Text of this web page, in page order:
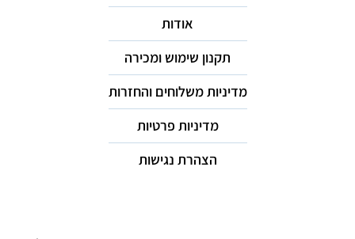
אודות
תקנון שימוש ומכירה
מדיניות משלוחים והחזרות
מדיניות פרטיות
הצהרת נגישות